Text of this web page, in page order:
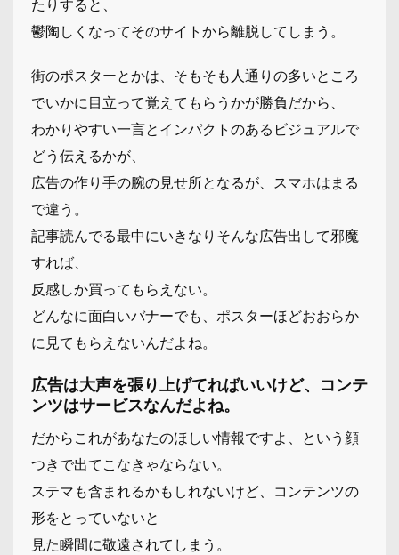
たりすると、
鬱陶しくなってそのサイトから離脱してしまう。
街のポスターとかは、そもそも人通りの多いところ
でいかに目立って覚えてもらうかが勝負だから、
わかりやすい一言とインパクトのあるビジュアルで
どう伝えるかが、
広告の作り手の腕の見せ所となるが、スマホはまる
で違う。
記事読んでる最中にいきなりそんな広告出して邪魔
すれば、
反感しか買ってもらえない。
どんなに面白いバナーでも、ポスターほどおおらか
に見てもらえないんだよね。
広告は大声を張り上げてればいいけど、コンテ
ンツはサービスなんだよね。
だからこれがあなたのほしい情報ですよ、という顔
つきで出てこなきゃならない。
ステマも含まれるかもしれないけど、コンテンツの
形をとっていないと
見た瞬間に敬遠されてしまう。